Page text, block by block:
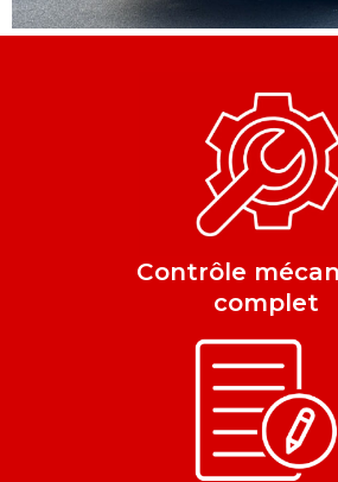
Contrôle
complet